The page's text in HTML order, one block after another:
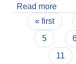
Read more
Pages
« first
5
11